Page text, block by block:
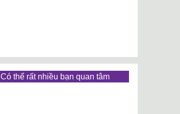
Có thể rất nhiều bạn quan tâm